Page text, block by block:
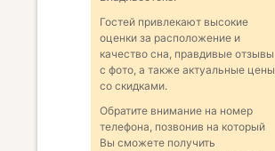
Гостей привлекают высокие
оценки за расположение и
качество сна, правдивые отзывы
с фото, а также актуальные цены
со скидками.
Обратите внимание на номер
телефона, позвонив на который
Вы сможете получить